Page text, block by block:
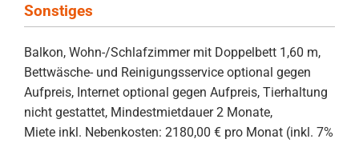
Sonstiges
Balkon, Wohn-/Schlafzimmer mit Doppelbett 1,60 m,
Bettwäsche- und Reinigungsservice optional gegen
Aufpreis, Internet optional gegen Aufpreis, Tierhaltung
nicht gestattet, Mindestmietdauer 2 Monate,
Miete inkl. Nebenkosten: 2180,00 € pro Monat (inkl. 7%